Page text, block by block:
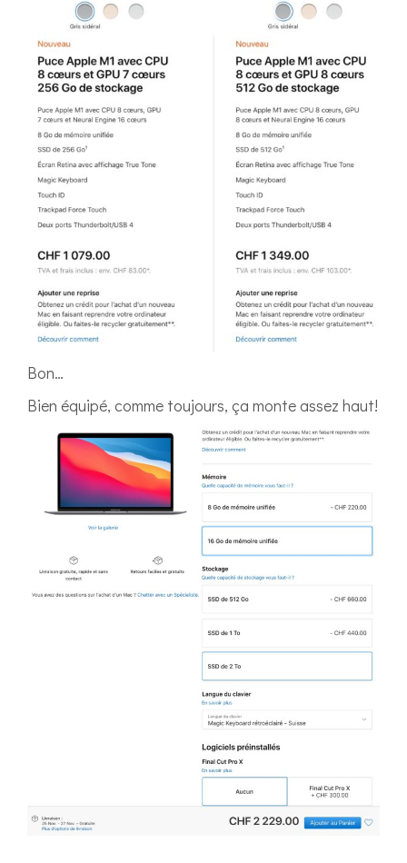
Bon…
Bien équipé, comme toujours, ça monte assez haut!